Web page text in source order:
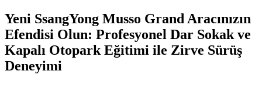
Yeni SsangYong Musso Grand Aracınızın
Efendisi Olun: Profesyonel Dar Sokak ve
Kapalı Otopark Eğitimi ile Zirve Sürüş
Deneyimi